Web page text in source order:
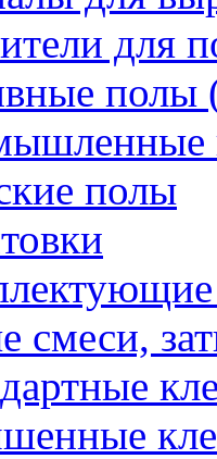
для
полы
полы
смеси,